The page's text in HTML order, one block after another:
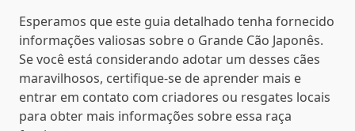
Esperamos que este guia detalhado tenha fornecido
informações valiosas sobre o Grande Cão Japonês.
Se você está considerando adotar um desses cães
maravilhosos, certifique-se de aprender mais e
entrar em contato com criadores ou resgates locais
para obter mais informações sobre essa raça